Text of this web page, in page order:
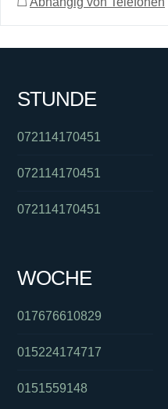
STUNDE
072114170451
072114170451
072114170451
WOCHE
017676610829
015224174717
0151559148